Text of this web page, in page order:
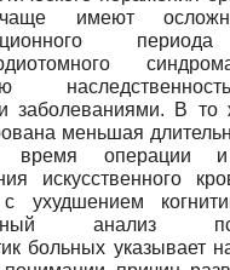
имеют
заболеваниями. В
меньшая
операции и
искусственного
ухудшением
анализ
больных указывает